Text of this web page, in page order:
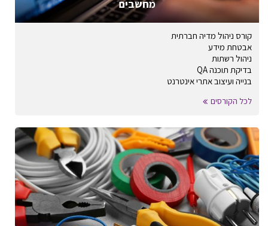
מחשבים
קורס ניהול מדיה חברתית
אבטחת מידע
ניהול רשתות
בדיקת תוכנה QA
בנייה ועיצוב אתרי אינטרנט
לכל הקורסים